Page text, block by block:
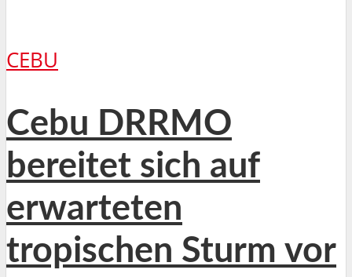
CEBU
Cebu DRRMO
bereitet sich auf
erwarteten
tropischen Sturm vor